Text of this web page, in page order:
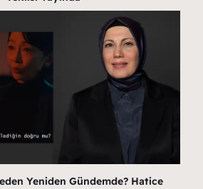
Yeniden Gündemde? Hatice